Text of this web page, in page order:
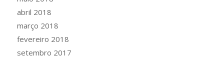
abril 2018
março 2018
fevereiro 2018
setembro 2017